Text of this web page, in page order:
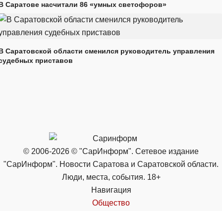
Саратове насчитали 86 «умных светофоров»
Саратовской области сменился руководитель управления
приставов
© 2006-2026 © "СарИнформ". Сетевое издание
"СарИнформ". Новости Саратова и Саратовской области.
Люди, места, события. 18+
Навигация
Общество